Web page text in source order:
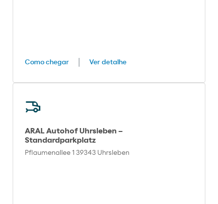
Como chegar Ver detalhe
ARAL Autohof Uhrsleben –
Standardparkplatz
Pflaumenallee 1 39343 Uhrsleben